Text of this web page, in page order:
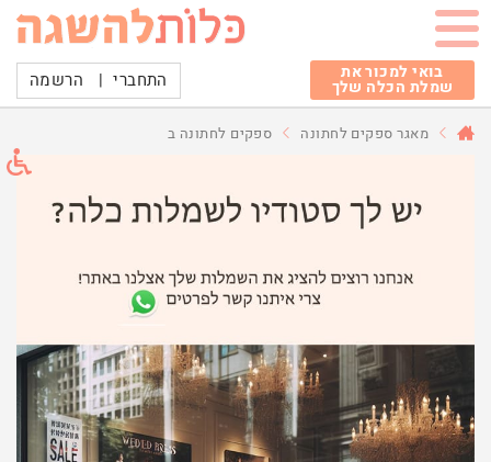
בואי למכור את
שמלת הכלה שלך התחברי | הרשמה
מאגר ספקים לחתונה ספקים לחתונה ב